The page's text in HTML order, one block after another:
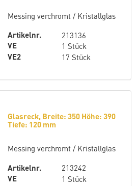
Messing verchromt / Kristallglas
Artikelnr.
213136
VE
1 Stück
VE2
17 Stück
Glasreck, Breite: 350 Höhe: 390
Tiefe: 120 mm
Messing verchromt / Kristallglas
Artikelnr.
213242
VE
1 Stück